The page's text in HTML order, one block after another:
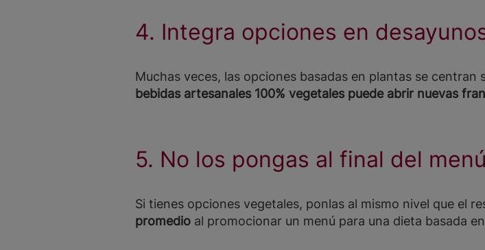
4. Integra opciones en
Muchas veces, las opciones basadas en plantas se centran
bebidas artesanales 100% vegetales puede abrir nuevas
5. No los pongas al final del menú
Si tienes opciones vegetales, ponlas al mismo nivel que el
promedio al promocionar un menú para una dieta basada